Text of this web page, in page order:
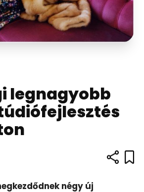
legnagyobb
négy új